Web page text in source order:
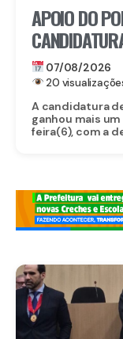
APOIO DO
07/08/2026
20
A candidatura
ganhou mais
feira(6), com a